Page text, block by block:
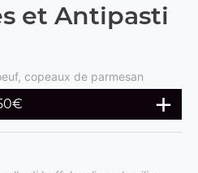
et Antipasti
copeaux de parmesan
€